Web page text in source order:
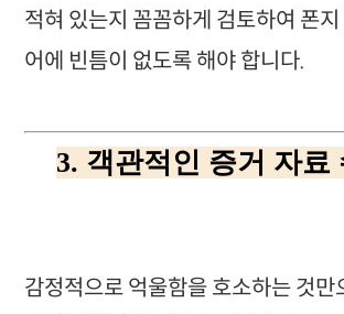
적혀 있는지 꼼꼼하게 검토하여 폰
어에 빈틈이 없도록 해야 합니다.
3. 객관적인 증거 자료
감정적으로 억울함을 호소하는 것만